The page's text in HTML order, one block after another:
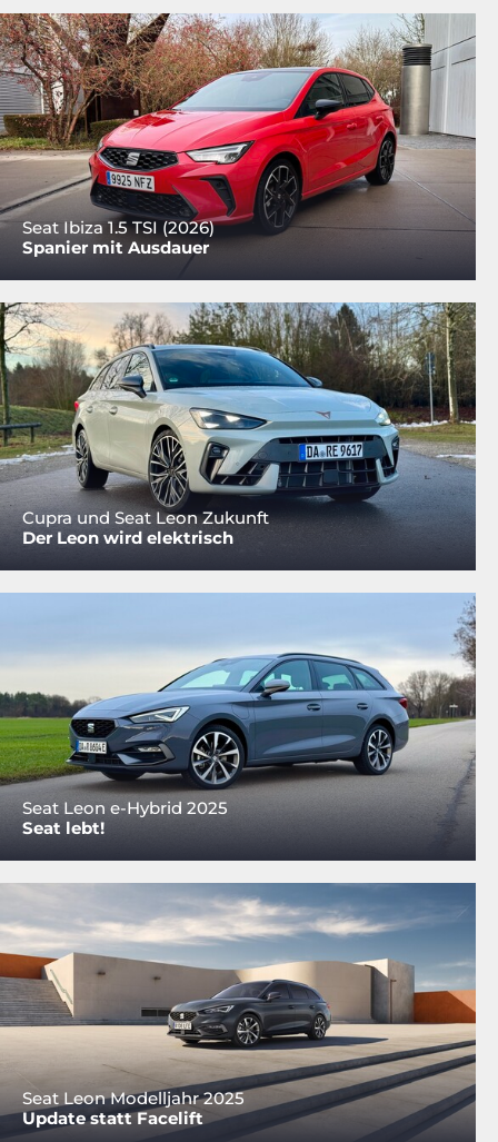
Seat Ibiza 1.5 TSI (2026)
Spanier mit Ausdauer
Cupra und Seat Leon Zukunft
Der Leon wird elektrisch
Seat Leon e-Hybrid 2025
Seat lebt!
Seat Leon Modelljahr 2025
Update statt Facelift